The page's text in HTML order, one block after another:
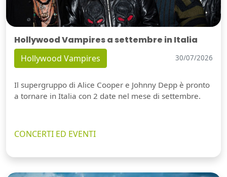
Hollywood Vampires a settembre in Italia
Hollywood Vampires 30/07/2026
Il supergruppo di Alice Cooper e Johnny Depp è pronto
a tornare in Italia con 2 date nel mese di settembre.
CONCERTI ED EVENTI